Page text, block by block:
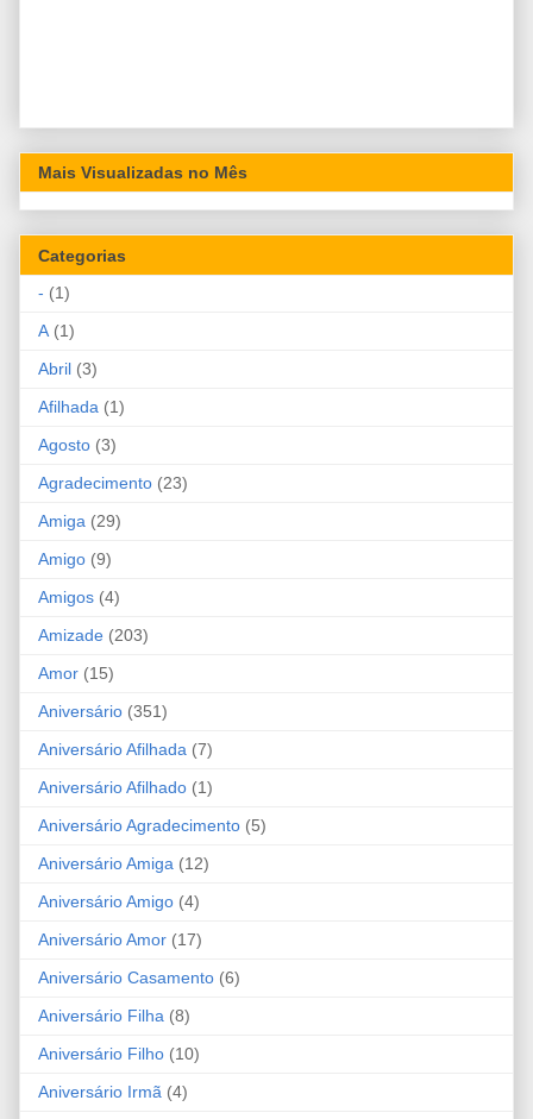
Mais Visualizadas no Mês
Categorias
- (1)
A (1)
Abril (3)
Afilhada (1)
Agosto (3)
Agradecimento (23)
Amiga (29)
Amigo (9)
Amigos (4)
Amizade (203)
Amor (15)
Aniversário (351)
Aniversário Afilhada (7)
Aniversário Afilhado (1)
Aniversário Agradecimento (5)
Aniversário Amiga (12)
Aniversário Amigo (4)
Aniversário Amor (17)
Aniversário Casamento (6)
Aniversário Filha (8)
Aniversário Filho (10)
Aniversário Irmã (4)